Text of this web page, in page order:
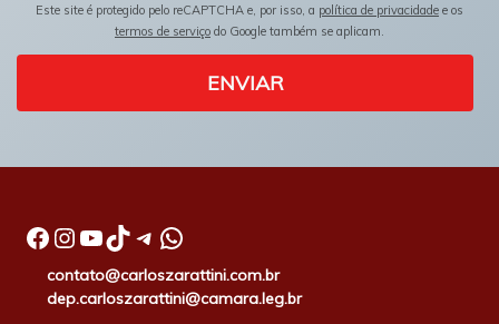
Este site é protegido pelo reCAPTCHA e, por isso, a política de privacidade e os
termos de serviço do Google também se aplicam.
ENVIAR
Facebook InstagramYoutube TikTok Telegram WhatsApp
contato@carloszarattini.com.br
dep.carloszarattini@camara.leg.br